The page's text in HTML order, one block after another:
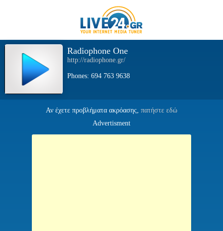
Radiophone One
http://radiophone.gr/
Phones: 694 763 9638
Αν έχετε προβλήματα ακρόασης, πατήστε εδώ
Advertisment